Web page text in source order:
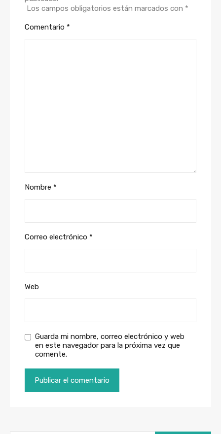
Los campos obligatorios están marcados con *
Comentario *
Nombre *
Correo electrónico *
Web
Guarda mi nombre, correo electrónico y web
en este navegador para la próxima vez que
comente.